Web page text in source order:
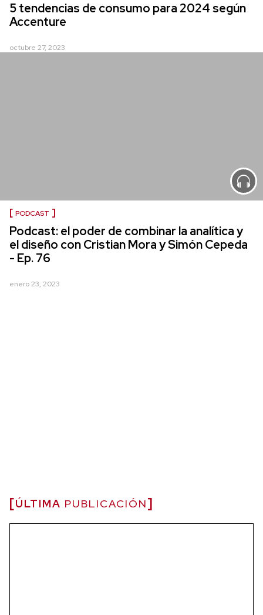
5 tendencias de consumo para 2024 según
Accenture
octubre 27, 2023
PODCAST
Podcast: el poder de combinar la analítica y
el diseño con Cristian Mora y Simón Cepeda
- Ep. 76
enero 23, 2023
ÚLTIMA PUBLICACIÓN